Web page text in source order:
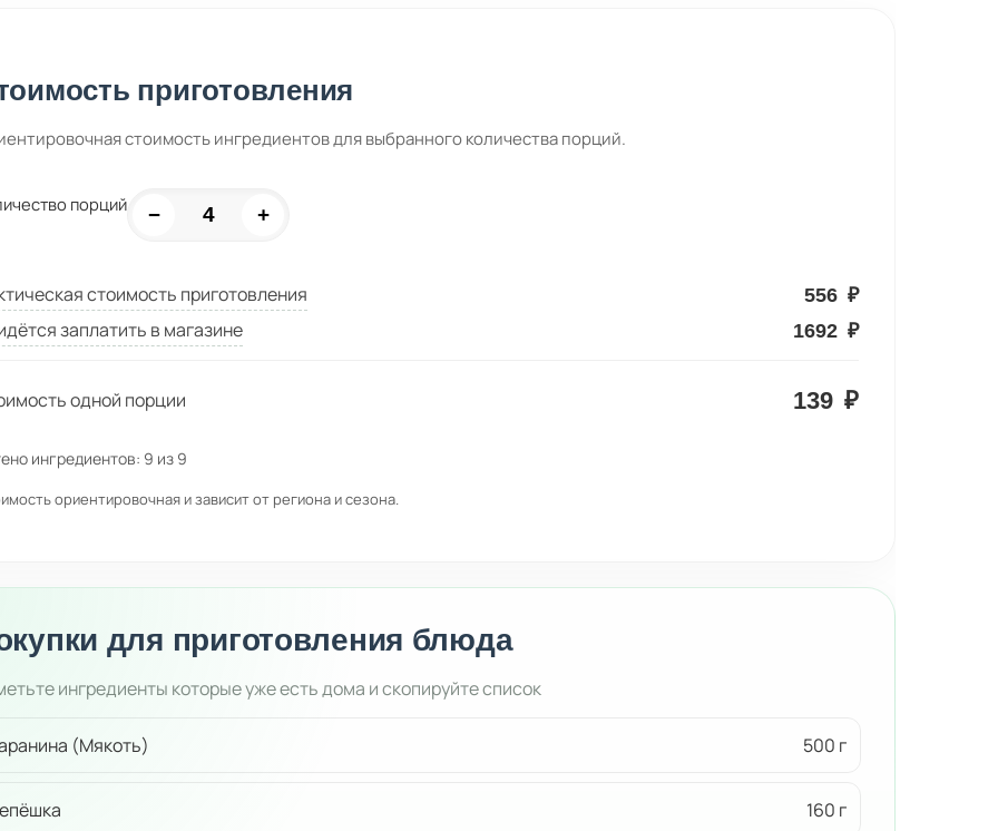
приготовления
стоимость ингредиентов для выбранного количества порций.
порций − +
стоимость приготовления 556 ₽
заплатить в магазине 1692 ₽
одной порции 139 ₽
ингредиентов: 9 из 9
ориентировочная и зависит от региона и сезона.
для приготовления блюда
ингредиенты которые уже есть дома и скопируйте список
(Мякоть) 500 г
160 г